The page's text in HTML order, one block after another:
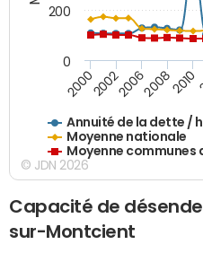
Annuité de la dette /
Moyenne nationale
Moyenne communes
20002002200620082010
0
200
© JDN 2026
Capacité de
sur-Montcient